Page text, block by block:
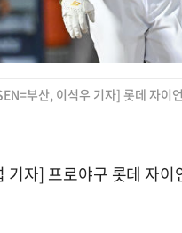
부산, 이석우 기자] 롯데 자
자] 프로야구 롯데 자